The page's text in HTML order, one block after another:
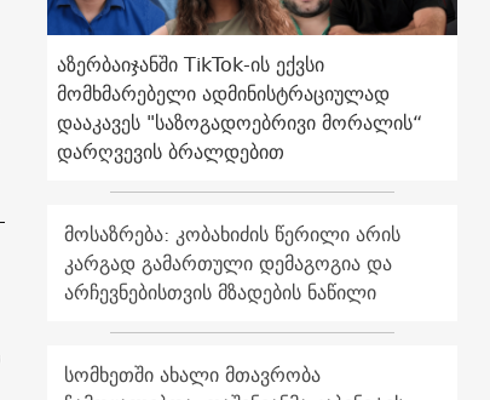
აზერბაიჯანში TikTok-ის ექვსი
მომხმარებელი ადმინისტრაციულად
დააკავეს "საზოგადოებრივი მორალის“
დარღვევის ბრალდებით
მოსაზრება: კობახიძის წერილი არის
კარგად გამართული დემაგოგია და
არჩევნებისთვის მზადების ნაწილი
სომხეთში ახალი მთავრობა